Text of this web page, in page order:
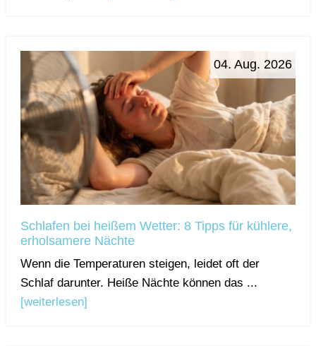
04. Aug. 2026
Schlafen bei heißem Wetter: 8 Tipps für kühlere,
erholsamere Nächte
Wenn die Temperaturen steigen, leidet oft der
Schlaf darunter. Heiße Nächte können das ...
[weiterlesen]